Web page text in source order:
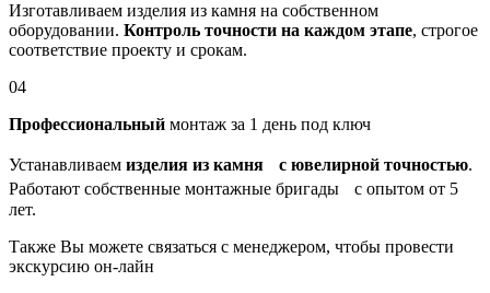
Изготавливаем изделия из камня на собственном
оборудовании. Контроль точности на каждом этапе, строгое
соответствие проекту и срокам.
04
Профессиональный монтаж за 1 день под ключ
Устанавливаем изделия из камня с ювелирной точностью.
Работают собственные монтажные бригады с опытом от 5
лет.
Также Вы можете связаться с менеджером, чтобы провести
экскурсию он-лайн